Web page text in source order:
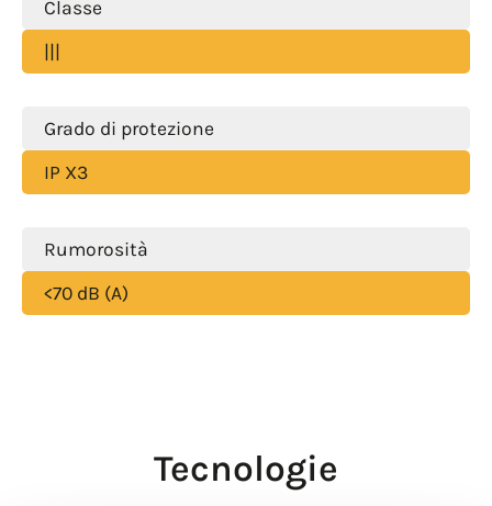
Classe
Grado di protezione
IP X3
Rumorosità
<70 dB (A)
Tecnologie